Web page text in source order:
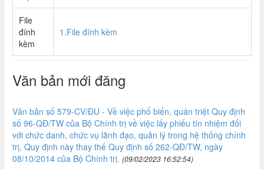
File
đính
kèm
1.File đính kèm
Văn bản mới đăng
Văn bản số 579-CV/ĐU - Về việc phổ biến, quán triệt Quy định
số 96-QĐ/TW của Bộ Chính trị về việc lấy phiếu tín nhiệm đối
với chức danh, chức vụ lãnh đạo, quản lý trong hệ thống chính
trị, Quy định này thay thế Quy định số 262-QĐ/TW, ngày
08/10/2014 của Bộ Chính trị. (09/02/2023 16:52:54)